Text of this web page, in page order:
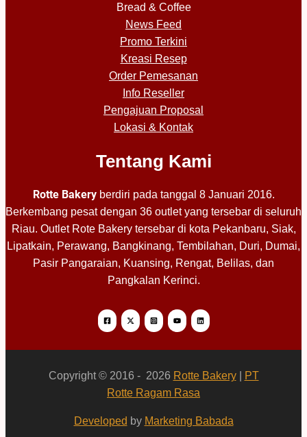
Bread & Coffee
News Feed
Promo Terkini
Kreasi Resep
Order Pemesanan
Info Reseller
Pengajuan Proposal
Lokasi & Kontak
Tentang Kami
Rotte Bakeryberdiri pada tanggal 8 Januari 2016.
Berkembang pesat dengan 36 outlet yang tersebar di seluruh
Riau. Outlet Rote Bakery tersebar di kota Pekanbaru, Siak,
Lipatkain, Perawang, Bangkinang, Tembilahan, Duri, Dumai,
Pasir Pangaraian, Kuansing, Rengat, Belilas, dan
Pangkalan Kerinci.
Copyright © 2016 - 2026 Rotte Bakery|
PT
Rotte Ragam Rasa
Developed by Marketing Babada